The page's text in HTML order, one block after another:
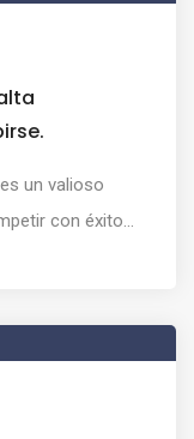
un valioso
con éxito...